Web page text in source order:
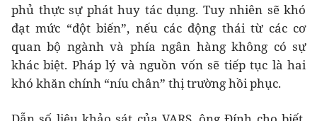
phủ thực sự phát huy tác dụng. Tuy nhiên sẽ khó
đạt mức “đột biến”, nếu các động thái từ các cơ
quan bộ ngành và phía ngân hàng không có sự
khác biệt. Pháp lý và nguồn vốn sẽ tiếp tục là hai
khó khăn chính “níu chân” thị trường hồi phục.